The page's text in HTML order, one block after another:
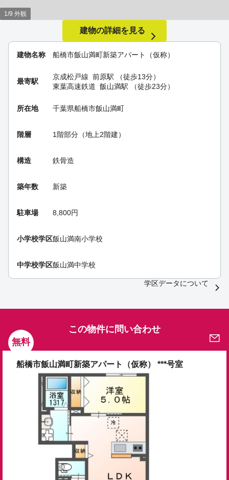
建物名称 船橋市飯山満町新築アパート（仮称）
最寄駅
京成松戸線 前原駅 （徒歩13分）
東葉高速鉄道 飯山満駅 （徒歩23分）
所在地 千葉県船橋市飯山満町
階層 1階部分（地上2階建）
構造 鉄骨造
築年数 新築
駐車場 8,800円
小学校学区飯山満南小学校
中学校学区飯山満中学校
1/9 外観
建物の詳細を見る
学区データについて
無料
この物件に問い合わせ
船橋市飯山満町新築アパート（仮称） ***号室